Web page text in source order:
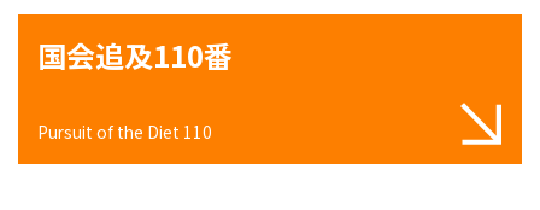
国会追及110番
Pursuit of the Diet 110